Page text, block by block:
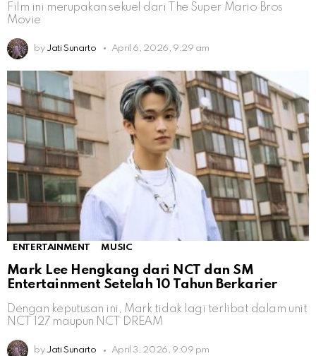
Film ini merupakan sekuel dari The Super Mario Bros
Movie
by Jati Sunarto April 6, 2026, 9:29 am
ENTERTAINMENT MUSIC
Mark Lee Hengkang dari NCT dan SM
Entertainment Setelah 10 Tahun Berkarier
Dengan keputusan ini, Mark tidak lagi terlibat dalam unit
NCT 127 maupun NCT DREAM
by Jati Sunarto April 3, 2026, 9:09 pm